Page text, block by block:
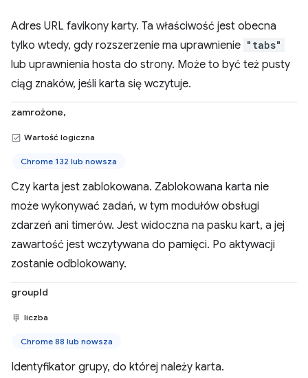
Adres URL favikony karty. Ta właściwość jest obecna
tylko wtedy, gdy rozszerzenie ma uprawnienie "tabs"
lub uprawnienia hosta do strony. Może to być też pusty
ciąg znaków, jeśli karta się wczytuje.
zamrożone,
Wartość logiczna
Chrome 132 lub nowsza
Czy karta jest zablokowana. Zablokowana karta nie
może wykonywać zadań, w tym modułów obsługi
zdarzeń ani timerów. Jest widoczna na pasku kart, a jej
zawartość jest wczytywana do pamięci. Po aktywacji
zostanie odblokowany.
groupId
liczba
Chrome 88 lub nowsza
Identyfikator grupy, do której należy karta.